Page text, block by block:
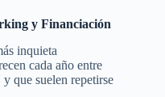
y Financiación
inquieta
cada año entre
que suelen repetirse